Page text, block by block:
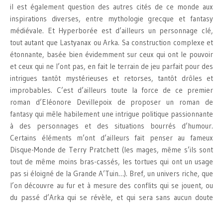
il est également question des autres cités de ce monde aux
inspirations diverses, entre mythologie grecque et fantasy
médiévale. Et Hyperborée est d’ailleurs un personnage clé,
tout autant que Lastyanax ou Arka. Sa construction complexe et
étonnante, basée bien évidemment sur ceux qui ont le pouvoir
et ceux qui ne l’ont pas, en fait le terrain de jeu parfait pour des
intrigues tantôt mystérieuses et retorses, tantôt drôles et
improbables. C’est d’ailleurs toute la force de ce premier
roman d’Eléonore Devillepoix de proposer un roman de
fantasy qui mêle habilement une intrigue politique passionnante
à des personnages et des situations bourrés d’humour.
Certains éléments m’ont d’ailleurs fait penser au fameux
Disque-Monde de Terry Pratchett (les mages, même s’ils sont
tout de même moins bras-cassés, les tortues qui ont un usage
pas si éloigné de la Grande A’Tuin…). Bref, un univers riche, que
l’on découvre au fur et à mesure des conflits qui se jouent, ou
du passé d’Arka qui se révèle, et qui sera sans aucun doute